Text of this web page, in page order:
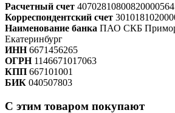
Расчетный счет 40702810800820000564
Корреспондентский счет
Наименование банка ПАО СКБ
Екатеринбург
ИНН6671456265
ОГРН1146671017063
КПП 667101001
БИК 040507803
С этим товаром покупают